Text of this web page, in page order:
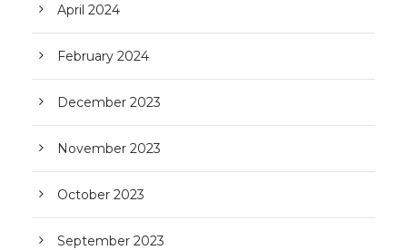
April 2024
February 2024
December 2023
November 2023
October 2023
September 2023